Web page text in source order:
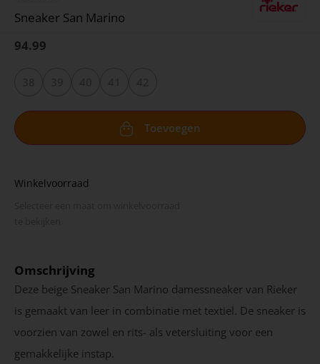
Sneaker San Marino
94.99
Toevoegen
Winkelvoorraad
Omschrijving
Deze beige Sneaker San Marino damessneaker van Rieker
is gemaakt van leer in combinatie met textiel. De sneaker is
voorzien van zowel en rits- als vetersluiting voor een
gemakkelijke instap.